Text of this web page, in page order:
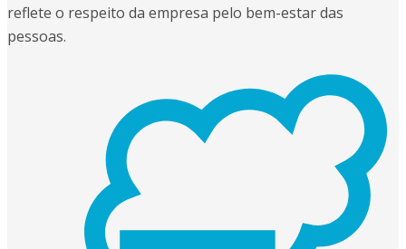
reflete o respeito da empresa pelo bem-estar das
pessoas.